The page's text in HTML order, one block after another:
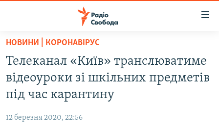
Перейти
основного
матеріалу
Перейти
до
основної
навігації
СТАТТІ
ЕКОНОМІКА
РОСІЙСЬКА «ФІЛЬТРАЦІЯ»
НОВИНИ | КОРОНАВІРУС
Телеканал «Київ» транслюватиме
відеоуроки зі шкільних предметів
під час карантину
12 березня 2020, 22:56